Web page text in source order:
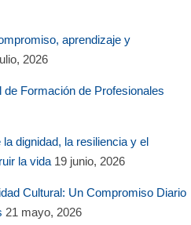
aprendizaje y
2026
Formación de Profesionales
dignidad, la resiliencia y el
la vida 19 junio, 2026
Cultural: Un Compromiso Diario
21 mayo, 2026